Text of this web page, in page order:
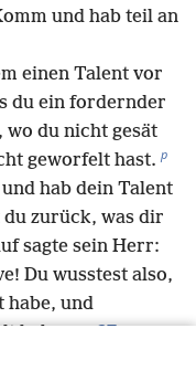
und hab teil an
einen Talent vor
du ein fordernder
wo du nicht gesät
geworfelt hast. p
hab dein Talent
zurück, was dir
sagte sein Herr:
Du wusstest also,
habe, und
habe? 27
zu den